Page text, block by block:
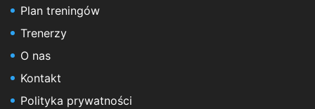
Plan treningów
Trenerzy
O nas
Kontakt
Polityka prywatności